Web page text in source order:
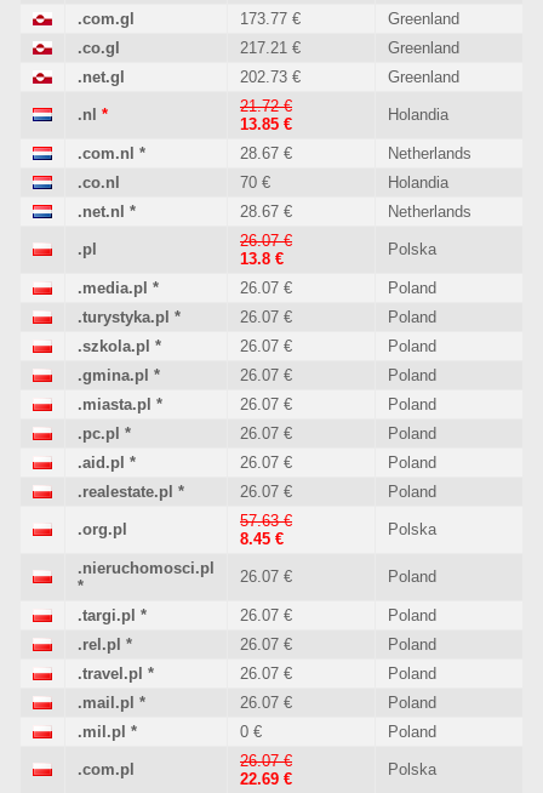
.com.gl 173.77 €
Greenland
.co.gl
217.21 €
Greenland
.net.gl
202.73 € Greenland
.nl *
21.72 €
13.85 €
Holandia
.com.nl * 28.67 €
Netherlands
.co.nl
70 €
Holandia
.net.nl * 28.67 € Netherlands
.pl
26.07 €
13.8 €
Polska
.media.pl * 26.07 €
Poland
.turystyka.pl * 26.07 €
Poland
.szkola.pl * 26.07 €
Poland
.gmina.pl * 26.07 €
Poland
.miasta.pl * 26.07 €
Poland
.pc.pl * 26.07 €
Poland
.aid.pl * 26.07 €
Poland
.realestate.pl * 26.07 € Poland
.org.pl
57.63 €
8.45 €
Polska
.nieruchomosci.pl
*
26.07 € Poland
.targi.pl * 26.07 €
Poland
.rel.pl * 26.07 €
Poland
.travel.pl * 26.07 €
Poland
.mail.pl * 26.07 €
Poland
.mil.pl * 0 € Poland
.com.pl
26.07 €
22.69 €
Polska